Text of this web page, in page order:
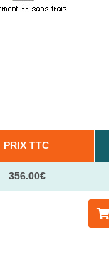
PRIX TTC
356.00€